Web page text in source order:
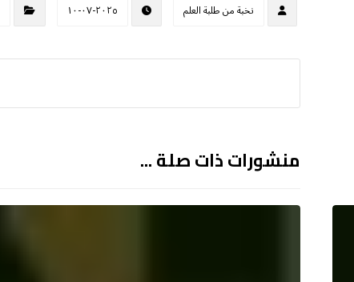
نخبة من طلبة العلم ٢٠٢٥-٠٧-١٠
منشورات ذات صلة ...